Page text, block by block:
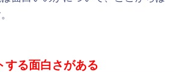
する面白さがある